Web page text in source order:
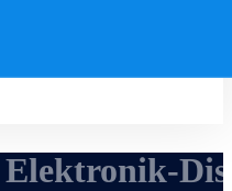
Elektronik-